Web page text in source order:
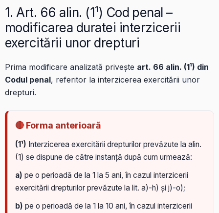
1. Art. 66 alin. (1¹) Cod penal –
modificarea duratei interzicerii
exercitării unor drepturi
Prima modificare analizată privește art. 66 alin. (1¹) din
Codul penal, referitor la interzicerea exercitării unor
drepturi.
🔴 Forma anterioară
(1¹) Interzicerea exercitării drepturilor prevăzute la alin.
(1) se dispune de către instanță după cum urmează:
a) pe o perioadă de la 1 la 5 ani, în cazul interzicerii
exercitării drepturilor prevăzute la lit. a)-h) și j)-o);
b) pe o perioadă de la 1 la 10 ani, în cazul interzicerii